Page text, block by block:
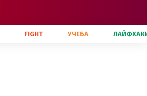
FIGHT УЧЕБА